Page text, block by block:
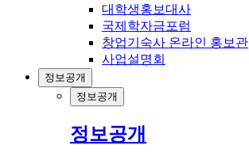
대학생홍보대사
국제학자금포럼
창업기숙사 온라인 홍보관
사업설명회
정보공개
정보공개
정보공개